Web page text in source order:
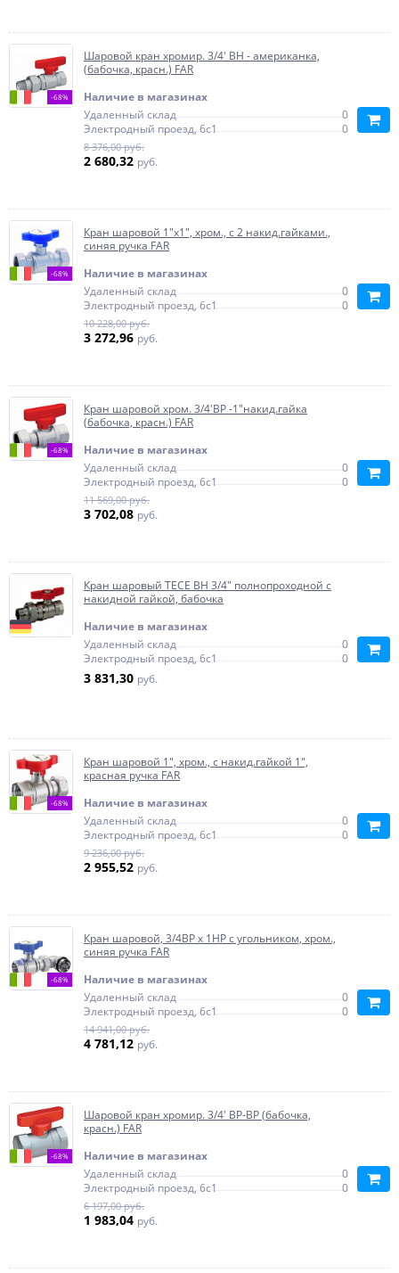
-68%
Шаровой кран хромир. 3/4' ВН - американка,
(бабочка, красн.) FAR
Наличие в магазинах
Удаленный склад
0
Электродный проезд, 6с1
0
8 376,00 руб.
2 680,32 руб.
-68%
Кран шаровой 1"х1", хром., с 2 накид.гайками.,
синяя ручка FAR
Наличие в магазинах
Удаленный склад
0
Электродный проезд, 6с1
0
10 228,00 руб.
3 272,96 руб.
-68%
Кран шаровой хром. 3/4'ВР -1"накид.гайка
(бабочка, красн.) FAR
Наличие в магазинах
Удаленный склад
0
Электродный проезд, 6с1
0
11 569,00 руб.
3 702,08 руб.
Кран шаровый TECE ВН 3/4" полнопроходной с
накидной гайкой, бабочка
Наличие в магазинах
Удаленный склад
0
Электродный проезд, 6с1
0
3 831,30 руб.
-68%
Кран шаровой 1", хром., с накид.гайкой 1",
красная ручка FAR
Наличие в магазинах
Удаленный склад
0
Электродный проезд, 6с1
0
9 236,00 руб.
2 955,52 руб.
-68%
Кран шаровой, 3/4ВР х 1НР с угольником, хром.,
синяя ручка FAR
Наличие в магазинах
Удаленный склад
0
Электродный проезд, 6с1
0
14 941,00 руб.
4 781,12 руб.
-68%
Шаровой кран хромир. 3/4' ВР-ВР (бабочка,
красн.) FAR
Наличие в магазинах
Удаленный склад
0
Электродный проезд, 6с1
0
6 197,00 руб.
1 983,04 руб.